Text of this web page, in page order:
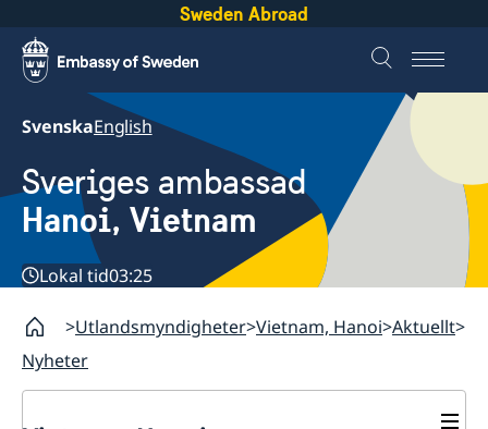
Sweden Abroad
SvenskaEnglish
Sveriges ambassad
Hanoi, Vietnam
Lokal tid03:25
Utlandsmyndigheter Vietnam, Hanoi Aktuellt
Nyheter